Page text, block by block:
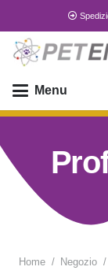
Menu
Home / Negozio /